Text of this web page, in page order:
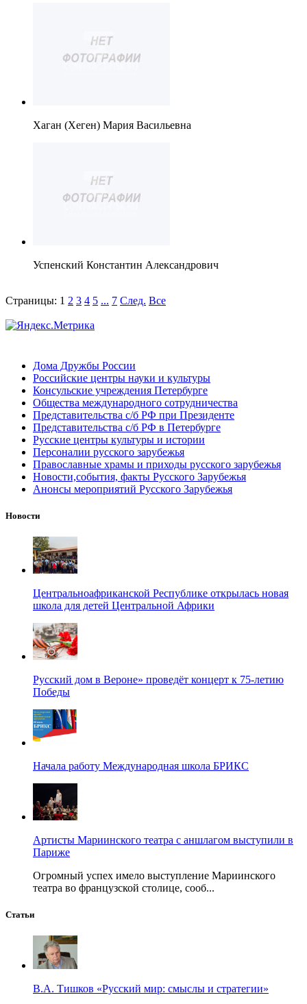
Хаган (Хеген) Мария Васильевна
Успенский Константин Александрович
Страницы: 1 2 3 4 5 ... 7 След. Все
Дома Дружбы России
Российские центры науки и культуры
Консульские учреждения Петербурге
Общества международного сотрудничества
Представительства с/б РФ при Президенте
Представительства с/б РФ в Петербурге
Русские центры культуры и истории
Персоналии русского зарубежья
Православные храмы и приходы русского зарубежья
Новости,события, факты Русского Зарубежья
Анонсы мероприятий Русского Зарубежья
Новости
Центральноафриканской Республике открылась новая
школа для детей Центральной Африки
Русский дом в Вероне» проведёт концерт к 75-летию
Победы
Начала работу Международная школа БРИКС
Артисты Мариинского театра с аншлагом выступили в
Париже
Огромный успех имело выступление Мариинского
театра во французской столице, сооб...
Статьи
В.А. Тишков «Русский мир: смыслы и стратегии»